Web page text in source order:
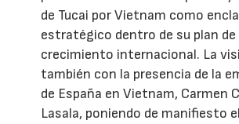
de Tucai por Vietnam como
estratégico dentro de su plan de
crecimiento internacional. La
también con la presencia de la
de España en Vietnam, Carmen
Lasala, poniendo de manifiesto